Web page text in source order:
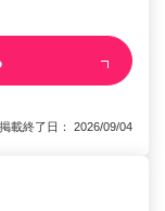
載終了日： 2026/09/04